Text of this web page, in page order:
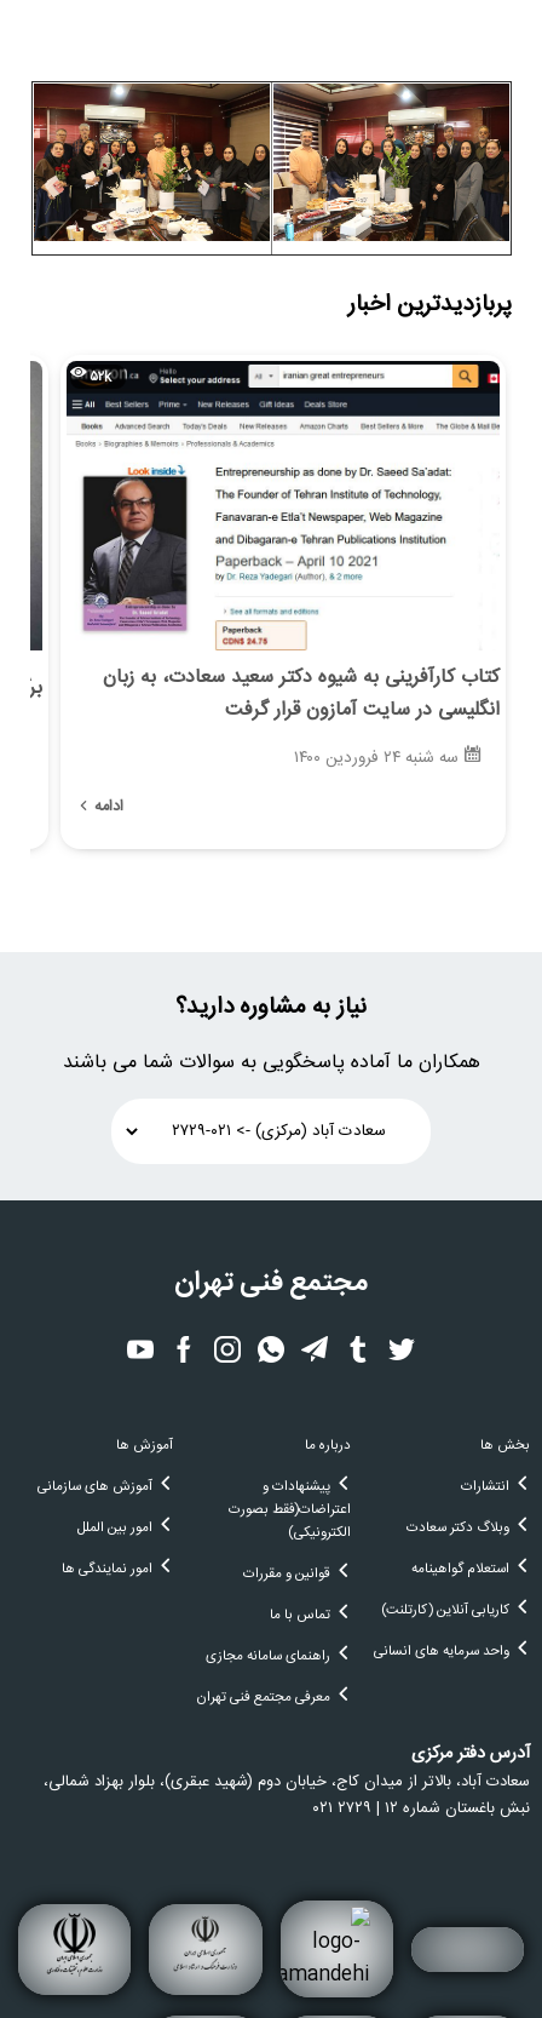
پربازدیدترین اخبار
کتاب کارآفرینی به شیوه دکتر سعید سعادت، به زبان
انگلیسی در سایت آمازون قرار گرفت
۵۲k
سه شنبه ۲۴ فروردین ۱۴۰۰
ادامه
نیاز به مشاوره دارید؟
همکاران ما آماده پاسخگویی به سوالات شما می باشند
مجتمع فنی تهران
آدرس دفتر مرکزی
سعادت آباد، بالاتر از ميدان كاج، خيابان دوم (شهيد عبقری)، بلوار بهزاد شمالی،
نبش باغستان شماره ۱۲ | ۲۷۲۹ ۰۲۱
بخش ها
انتشارات
وبلاگ دکتر سعادت
استعلام گواهینامه
کاریابی آنلاین (کارتلنت)
واحد سرمایه های انسانی
درباره ما
پیشنهادات و
اعتراضات(فقط بصورت
الکترونیکی)
قوانین و مقررات
تماس با ما
راهنمای سامانه مجازی
معرفی مجتمع فنی تهران
آموزش ها
آموزش های سازمانی
امور بین الملل
امور نمایندگی ها